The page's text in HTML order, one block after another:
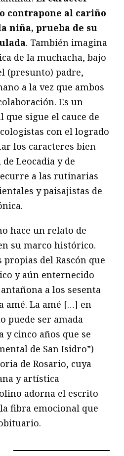
contrapone al cariño
niña, prueba de su
. También imagina
de la muchacha, bajo
(presunto) padre,
a la vez que ambos
Es un
sigue el cauce de
con el logrado
los caracteres bien
Leocadia y de
a las rutinarias
y paisajistas de
hace un relato de
su marco histórico.
del Rascón que
y aún enternecido
a los sesenta
amé. La amé […] en
puede ser amada
cinco años que se
de San Isidro”)
de Rosario, cuya
y artística
adorna el escrito
fibra emocional que